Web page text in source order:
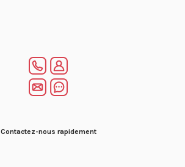
Contactez-nous rapidement